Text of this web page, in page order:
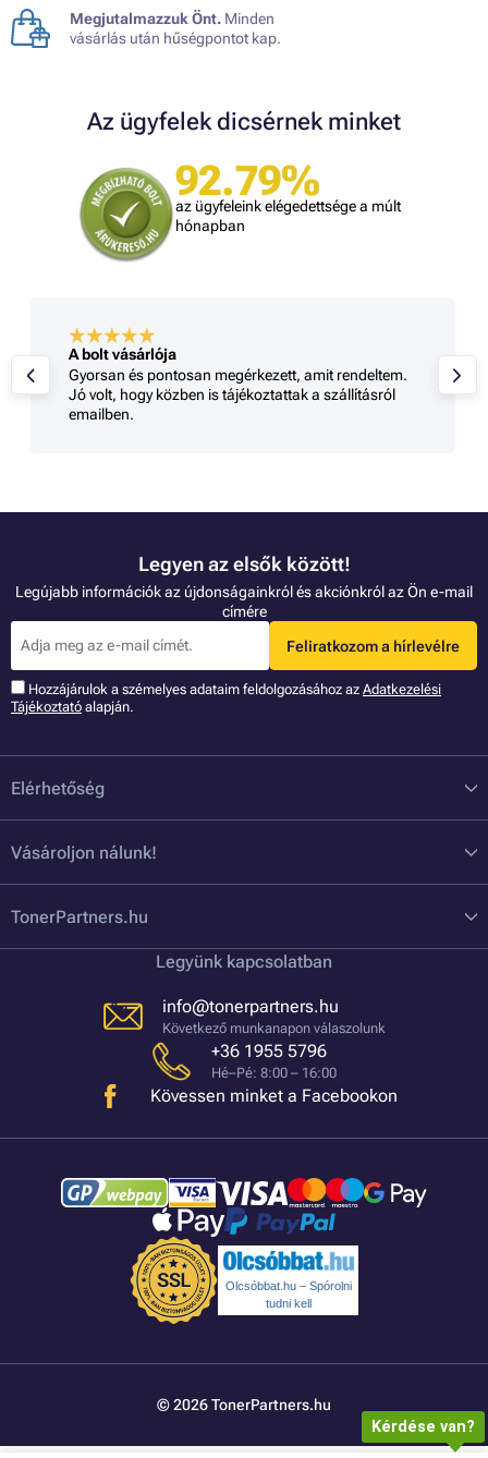
Megjutalmazzuk Önt. Minden
vásárlás után hűségpontot kap.
Az ügyfelek dicsérnek minket
92.79%
az ügyfeleink elégedettsége a múlt
hónapban
A bolt vásárlója
Gyorsan és pontosan megérkezett, amit rendeltem.
Jó volt, hogy közben is tájékoztattak a szállításról
emailben.
Legyen az elsők között!
Legújabb információk az újdonságainkról és akciónkról az Ön e-mail
címére
Feliratkozom a hírlevélre
Hozzájárulok a szémelyes adataim feldolgozásához az Adatkezelési
Tájékoztató alapján.
Elérhetőség
Vásároljon nálunk!
TonerPartners.hu
Legyünk kapcsolatban
info@tonerpartners.hu
Következő munkanapon válaszolunk
+36 1955 5796
Hé–Pé: 8:00 – 16:00
Kövessen minket a Facebookon
Olcsóbbat.hu – Spórolni
tudni kell
© 2026 TonerPartners.hu
Kérdése van?